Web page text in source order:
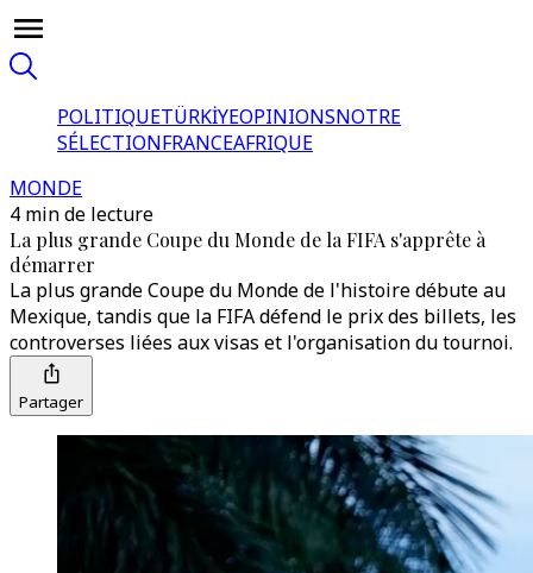
POLITIQUETÜRKİYEOPINIONSNOTRE
SÉLECTIONFRANCEAFRIQUE
MONDE
4 min de lecture
La plus grande Coupe du Monde de la FIFA s'apprête à
démarrer
La plus grande Coupe du Monde de l'histoire débute au
Mexique, tandis que la FIFA défend le prix des billets, les
controverses liées aux visas et l'organisation du tournoi.
Partager